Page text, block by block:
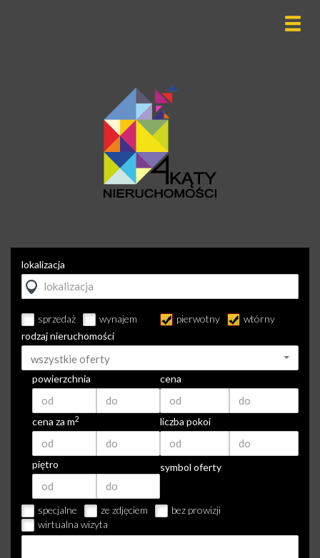
lokalizacja
sprzedaż wynajem pierwotny
wtórny
rodzaj nieruchomości
wszystkie oferty
powierzchnia cena
cena za m2 liczba pokoi
piętro
specjalne ze zdjęciem
bez prowizji
wirtualna wizyta
symbol oferty